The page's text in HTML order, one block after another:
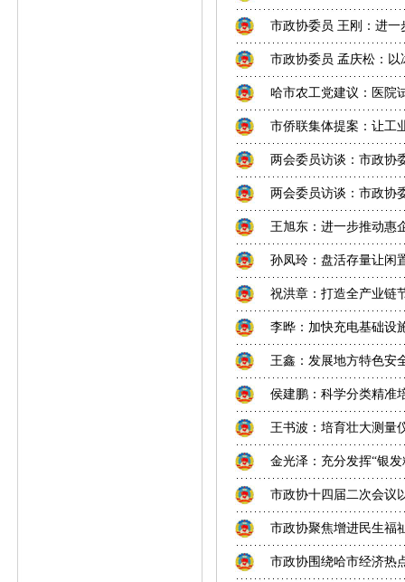
市政协委员 王刚：进
市政协委员 孟庆松：
哈市农工党建议：医院
市侨联集体提案：让工
两会委员访谈：市政协
两会委员访谈：市政协
王旭东：进一步推动惠
孙凤玲：盘活存量让闲
祝洪章：打造全产业链
李晔：加快充电基础设
王鑫：发展地方特色安
侯建鹏：科学分类精准
王书波：培育壮大测量
金光泽：充分发挥“银
市政协十四届二次会议
市政协聚焦增进民生福
市政协围绕哈市经济热